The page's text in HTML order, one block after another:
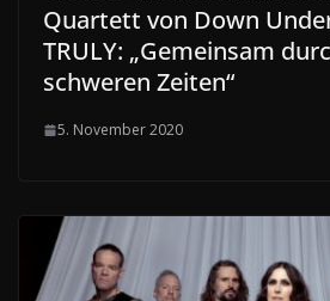
Quartett von Down
TRULY: „Gemeinsam
schweren Zeiten“
5. November 2020